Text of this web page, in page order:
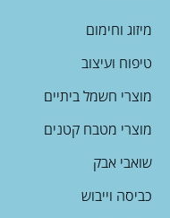
מיזוג וחימום
טיפוח ועיצוב
מוצרי חשמל ביתיים
מוצרי מטבח קטנים
שואבי אבק
כביסה וייבוש